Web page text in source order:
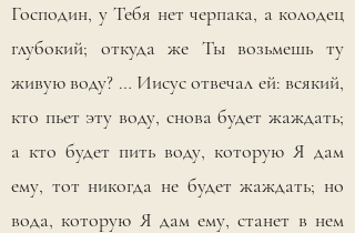
Господин, у Тебя нет черпака, а колодец
глубокий; откуда же Ты возьмешь ту
живую воду? … Иисус отвечал ей: всякий,
кто пьет эту воду, снова будет жаждать;
а кто будет пить воду, которую Я дам
ему, тот никогда не будет жаждать; но
вода, которую Я дам ему, станет в нем